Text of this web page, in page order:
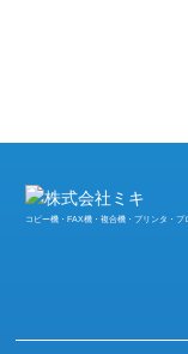
コピー機・FAX機・複合機・プリンタ・